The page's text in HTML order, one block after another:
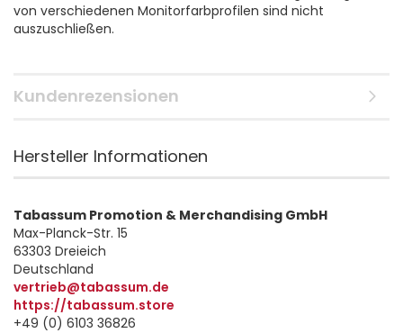
von verschiedenen Monitorfarbprofilen sind nicht
auszuschließen.
Kundenrezensionen
Hersteller Informationen
Tabassum Promotion & Merchandising GmbH
Max-Planck-Str. 15
63303 Dreieich
Deutschland
vertrieb@tabassum.de
https://tabassum.store
+49 (0) 6103 36826